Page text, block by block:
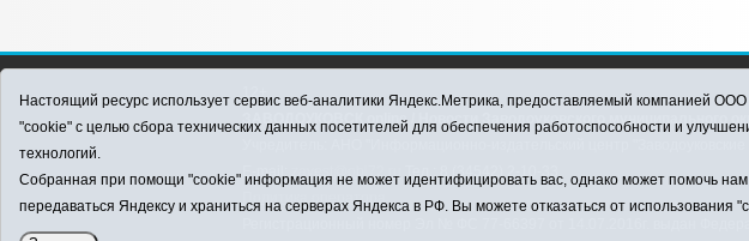
ЗАВОДОУКОВСК online / Новости Заводоуковского муниципального
E-mail:
Тел.: 8 (34542) 2-10-33
Политика оператора
Настоящий ресурс использует сервис веб-аналитики Яндекс.Метрика, предоставляемый компанией
"cookie" с целью сбора технических данных посетителей для обеспечения работоспособности и
технологий.
Собранная при помощи "cookie" информация не может идентифицировать вас, однако может помочь
передаваться Яндексу и храниться на серверах Яндекса в РФ. Вы можете отказаться от использования